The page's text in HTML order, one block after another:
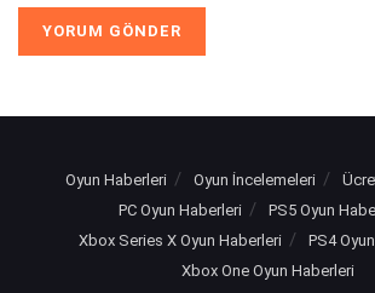
Oyun Haberleri Oyun İncelemeleri
PC Oyun Haberleri
PS5 Oyun
Xbox Series X Oyun Haberleri
PS4
Xbox One Oyun Haberleri